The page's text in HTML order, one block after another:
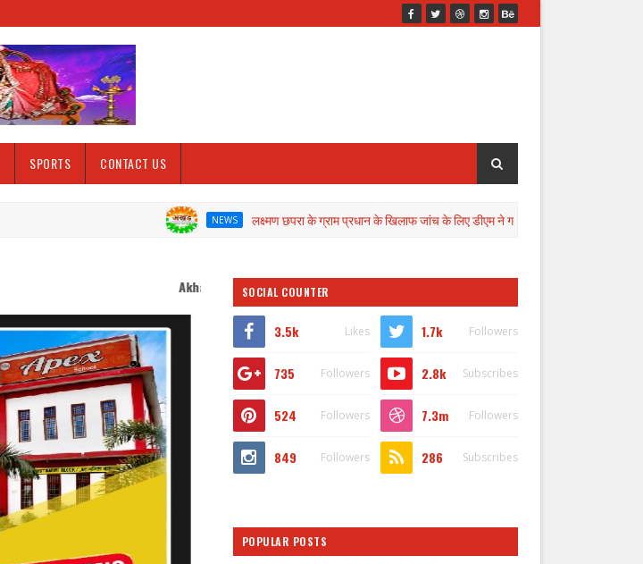
SPORTS CONTACT US
NEWS लक्ष्मण छपरा के ग्राम प्रधान के खिलाफ जांच के लिए डीएम ने गठित की कमेटी
Akhand Bharat welcomes you SOCIAL COUNTER
3.5k Likes 1.7k Followers
735 Followers 2.8k Subscribes
524 Followers 7.3m Followers
849 Followers 286 Subscribes
POPULAR POSTS